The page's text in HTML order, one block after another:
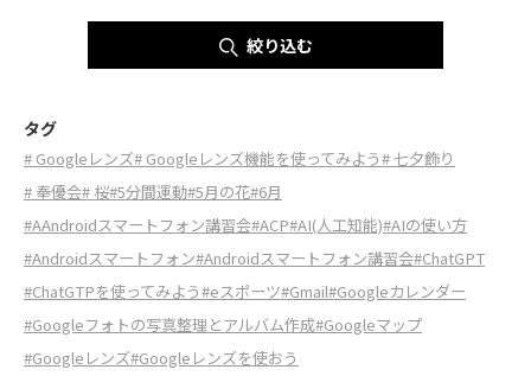
絞り込む
タグ
# Googleレンズ# Googleレンズ機能を使ってみよう# 七夕飾り
# 奉優会# 桜#5分間運動#5月の花#6月
#AAndroidスマートフォン講習会#ACP#AI(人工知能)#AIの使い方
#Androidスマートフォン#Androidスマートフォン講習会#ChatGPT
#ChatGTPを使ってみよう#eスポーツ#Gmail#Googleカレンダー
#Googleフォトの写真整理とアルバム作成#Googleマップ
#Googleレンズ#Googleレンズを使おう